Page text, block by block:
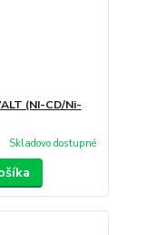
(NI-CD/Ni-
Skladovo dostupné